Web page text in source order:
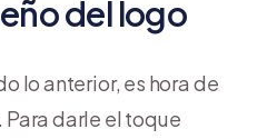
del logo
lo anterior, es hora de
Para darle el toque